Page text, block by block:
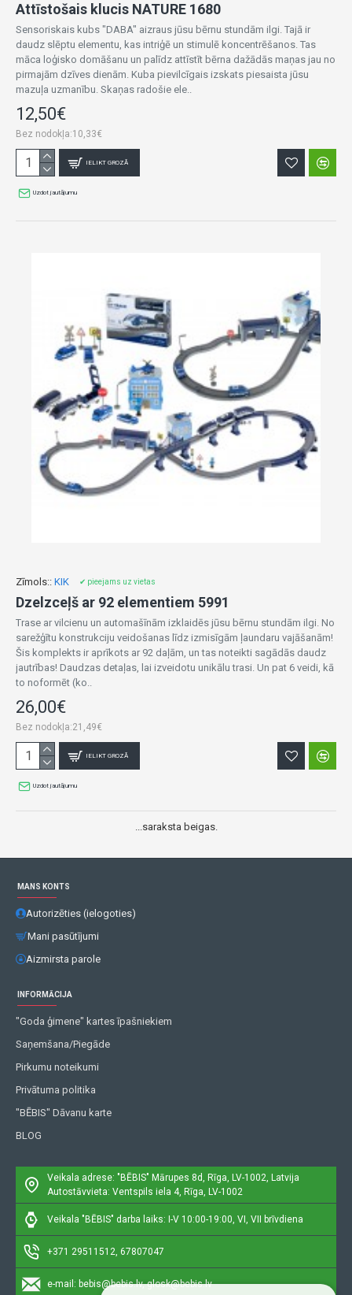
Attīstošais klucis NATURE 1680
Sensoriskais kubs "DABA" aizraus jūsu bērnu stundām ilgi. Tajā ir
daudz slēptu elementu, kas intriģē un stimulē koncentrēšanos. Tas
māca loģisko domāšanu un palīdz attīstīt bērna dažādās maņas jau no
pirmajām dzīves dienām. Kuba pievilcīgais izskats piesaista jūsu
mazuļa uzmanību. Skaņas radošie ele..
12,50€
Bez nodokļa:10,33€
IELIKT GROZĀ
Uzdot jautājumu
Zīmols:: KIK ✔ pieejams uz vietas
Dzelzceļš ar 92 elementiem 5991
Trase ar vilcienu un automašīnām izklaidēs jūsu bērnu stundām ilgi. No
sarežģītu konstrukciju veidošanas līdz izmisīgām ļaundaru vajāšanām!
Šis komplekts ir aprīkots ar 92 daļām, un tas noteikti sagādās daudz
jautrības! Daudzas detaļas, lai izveidotu unikālu trasi. Un pat 6 veidi, kā
to noformēt (ko..
26,00€
Bez nodokļa:21,49€
IELIKT GROZĀ
Uzdot jautājumu
...saraksta beigas.
MANS KONTS
Autorizēties (ielogoties)
Mani pasūtījumi
Aizmirsta parole
INFORMĀCIJA
"Goda ģimene" kartes īpašniekiem
Saņemšana/Piegāde
Pirkumu noteikumi
Privātuma politika
"BĒBIS" Dāvanu karte
BLOG
Veikala adrese: "BĒBIS" Mārupes 8d, Rīga, LV-1002, Latvija
Autostāvvieta: Ventspils iela 4, Rīga, LV-1002
Veikala "BĒBIS" darba laiks: I-V 10:00-19:00, VI, VII brīvdiena
+371 29511512, 67807047
e-mail: bebis@bebis.lv, glosk@bebis.lv